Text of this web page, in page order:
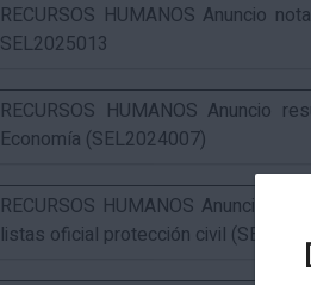
RECURSOS HUMANOS Anuncio
SEL2025013
RECURSOS HUMANOS Anuncio
Economía (SEL2024007)
RECURSOS HUMANOS Anuncio
listas oficial protección civil